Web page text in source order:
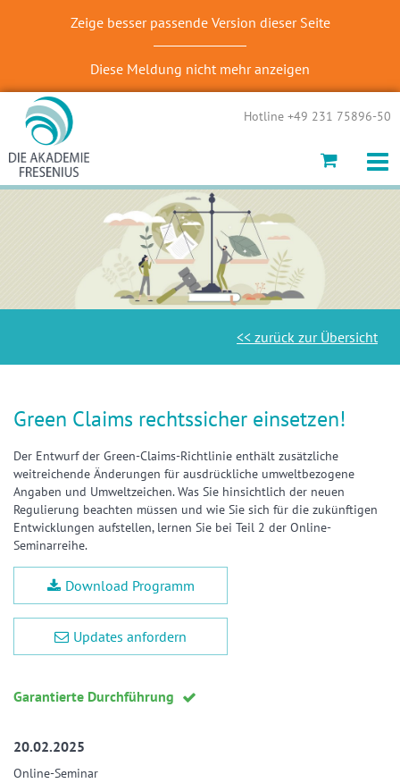
Zeige besser passende Version dieser Seite
Diese Meldung nicht mehr anzeigen
Hotline +49 231 75896-50
<< zurück zur Übersicht
Green Claims rechtssicher einsetzen!
Der Entwurf der Green-Claims-Richtlinie enthält zusätzliche
weitreichende Änderungen für ausdrückliche umweltbezogene
Angaben und Umweltzeichen. Was Sie hinsichtlich der neuen
Regulierung beachten müssen und wie Sie sich für die zukünftigen
Entwicklungen aufstellen, lernen Sie bei Teil 2 der Online-
Seminarreihe.
Download Programm
Updates anfordern
Garantierte Durchführung
20.02.2025
Online-Seminar